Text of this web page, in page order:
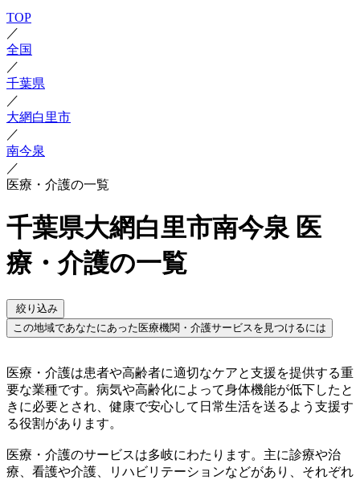
TOP
／
全国
／
千葉県
／
大網白里市
／
南今泉
／
医療・介護の一覧
千葉県大網白里市南今泉 医
療・介護の一覧
絞り込み
この地域であなたにあった医療機関・介護サービスを見つけるには
医療・介護は患者や高齢者に適切なケアと支援を提供する重
要な業種です。病気や高齢化によって身体機能が低下したと
きに必要とされ、健康で安心して日常生活を送るよう支援す
る役割があります。
医療・介護のサービスは多岐にわたります。主に診療や治
療、看護や介護、リハビリテーションなどがあり、それぞれ